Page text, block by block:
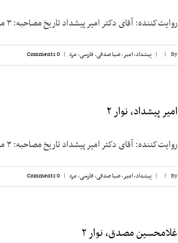
روایت‌کننده: آقای دکتر امیر پیشداد تاریخ مصاحبه: ۳ مارس ۱۹۸۴ محل مصاحبه: شهر [...]
By
|
| پیشداد، امیر,ضیا صدقی,فارسی,مرد |
0 Comments
امیر پیشداد، نوار ۲
روایت‌کننده: آقای دکتر امیر پیشداد تاریخ مصاحبه: ۳ مارس ۱۹۸۴ محل مصاحبه: شهر [...]
By
|
| پیشداد، امیر,ضیا صدقی,فارسی,مرد |
0 Comments
غلامحسین مصدق، نوار ۲